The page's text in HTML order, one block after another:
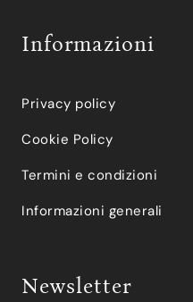
Informazioni
Privacy policy
Cookie Policy
Termini e condizioni
Informazioni generali
Newsletter